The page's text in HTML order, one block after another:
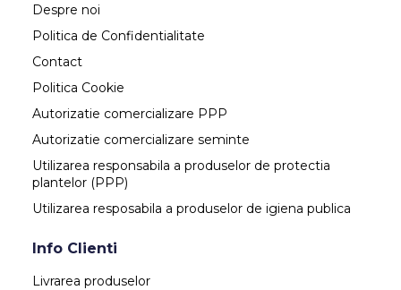
Despre noi
Politica de Confidentialitate
Contact
Politica Cookie
Autorizatie comercializare PPP
Autorizatie comercializare seminte
Utilizarea responsabila a produselor de protectia
plantelor (PPP)
Utilizarea resposabila a produselor de igiena publica
Info Clienti
Livrarea produselor